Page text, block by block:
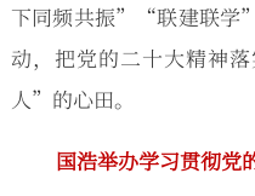
下同频共振”“联建联学
动，把党的二十大精神
人”的心田。
国浩举办学习贯彻党